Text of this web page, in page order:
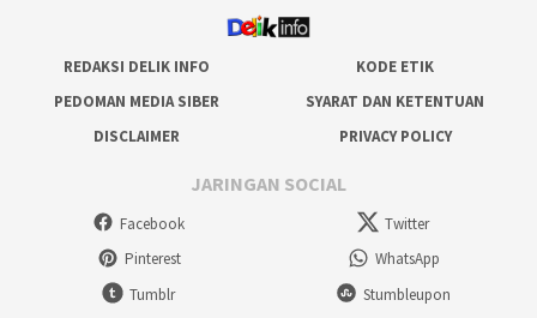
REDAKSI DELIK INFO
KODE ETIK
PEDOMAN MEDIA SIBER
SYARAT DAN KETENTUAN
DISCLAIMER
PRIVACY POLICY
JARINGAN SOCIAL
Facebook
Twitter
Pinterest
WhatsApp
Tumblr
Stumbleupon